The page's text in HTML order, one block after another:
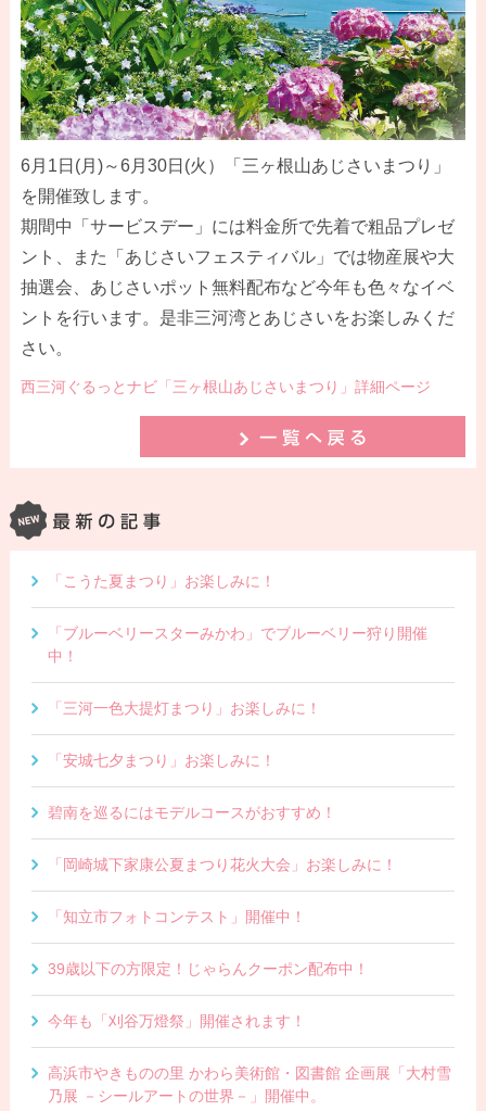
6月1日(月)～6月30日(火）「三ヶ根山あじさいまつり」
を開催致します。
期間中「サービスデー」には料金所で先着で粗品プレゼ
ント、また「あじさいフェスティバル」では物産展や大
抽選会、あじさいポット無料配布など今年も色々なイベ
ントを行います。是非三河湾とあじさいをお楽しみくだ
さい。
西三河ぐるっとナビ「三ヶ根山あじさいまつり」詳細ページ
「こうた夏まつり」お楽しみに！
「ブルーベリースターみかわ」でブルーベリー狩り開催
中！
「三河一色大提灯まつり」お楽しみに！
「安城七夕まつり」お楽しみに！
碧南を巡るにはモデルコースがおすすめ！
「岡崎城下家康公夏まつり花火大会」お楽しみに！
「知立市フォトコンテスト」開催中！
39歳以下の方限定！じゃらんクーポン配布中！
今年も「刈谷万燈祭」開催されます！
高浜市やきものの里 かわら美術館・図書館 企画展「大村雪
乃展 －シールアートの世界－」開催中。